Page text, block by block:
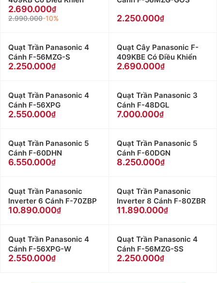
2.690.000
2.990.000-10% 2.250.000
Quạt Trần Panasonic 4
Cánh F-56MZG-S
2.250.000
Quạt Cây Panasonic F-
409KBE Có Điều Khiển
2.690.000
Quạt Trần Panasonic 4
Cánh F-56XPG
2.550.000
Quạt Trần Panasonic 3
Cánh F-48DGL
7.000.000
Quạt Trần Panasonic 5
Cánh F-60DHN
6.550.000
Quạt Trần Panasonic 5
Cánh F-60DGN
8.250.000
Quạt Trần Panasonic
Inverter 6 Cánh F-70ZBP
10.890.000
Quạt Trần Panasonic
Inverter 8 Cánh F-80ZBR
11.890.000
Quạt Trần Panasonic 4
Cánh F-56XPG-W
2.550.000
Quạt Trần Panasonic 4
Cánh F-56MZG-SS
2.250.000